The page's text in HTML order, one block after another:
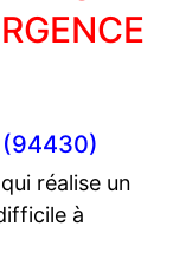
(94430)
réalise un
à